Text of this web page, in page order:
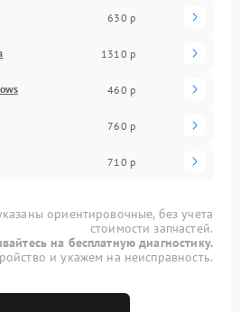
630 р
1310 р
460 р
760 р
710 р
ориентировочные, без учета
стоимости запчастей.
на бесплатную диагностику.
и укажем на неисправность.